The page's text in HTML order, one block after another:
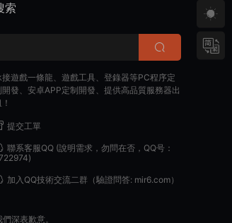
索
接遊戲一條龍、遊戲工具、登錄器等PC程序定
開發、安卓APP定制開發、提供高品質服務器出
提交工單
聯系客服QQ(說明需求，勿問在否，QQ号：
加入QQ技術交流二群（驗證問答: mir6.com）
深表歉意。